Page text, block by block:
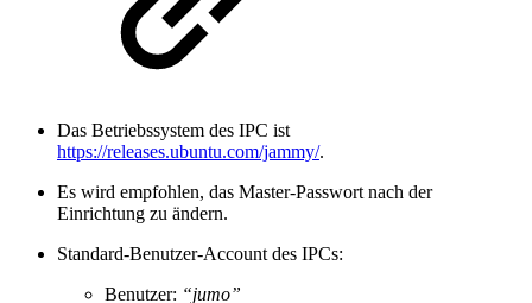
Das Betriebssystem des IPC ist
https://releases.ubuntu.com/jammy/.
Es wird empfohlen, das Master-Passwort nach der
Einrichtung zu ändern.
Standard-Benutzer-Account des IPCs:
Benutzer: “jumo”